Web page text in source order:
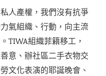
人產權，我們沒有抗爭
氣組織、行動，向主流
TIWA組織菲籍移工，
意、辦社區二手衣物交
文化表演的耶誕晚會、